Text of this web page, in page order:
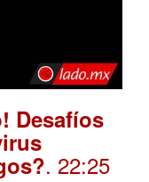
Desafíos
. 22:25